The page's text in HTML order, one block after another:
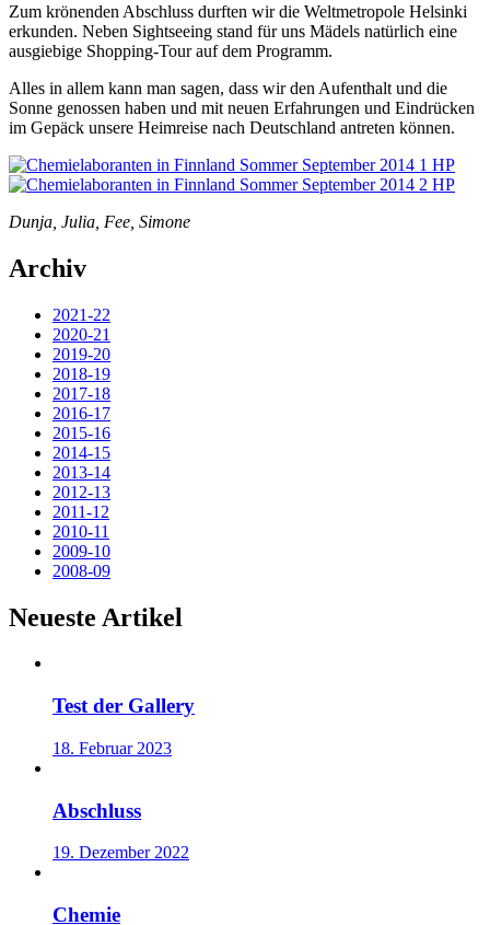
Zum krönenden Abschluss durften wir die Weltmetropole Helsinki
erkunden. Neben Sightseeing stand für uns Mädels natürlich eine
ausgiebige Shopping-Tour auf dem Programm.
Alles in allem kann man sagen, dass wir den Aufenthalt und die
Sonne genossen haben und mit neuen Erfahrungen und Eindrücken
im Gepäck unsere Heimreise nach Deutschland antreten können.
Dunja, Julia, Fee, Simone
Archiv
2021-22
2020-21
2019-20
2018-19
2017-18
2016-17
2015-16
2014-15
2013-14
2012-13
2011-12
2010-11
2009-10
2008-09
Neueste Artikel
Test der Gallery
18. Februar 2023
Abschluss
19. Dezember 2022
Chemie